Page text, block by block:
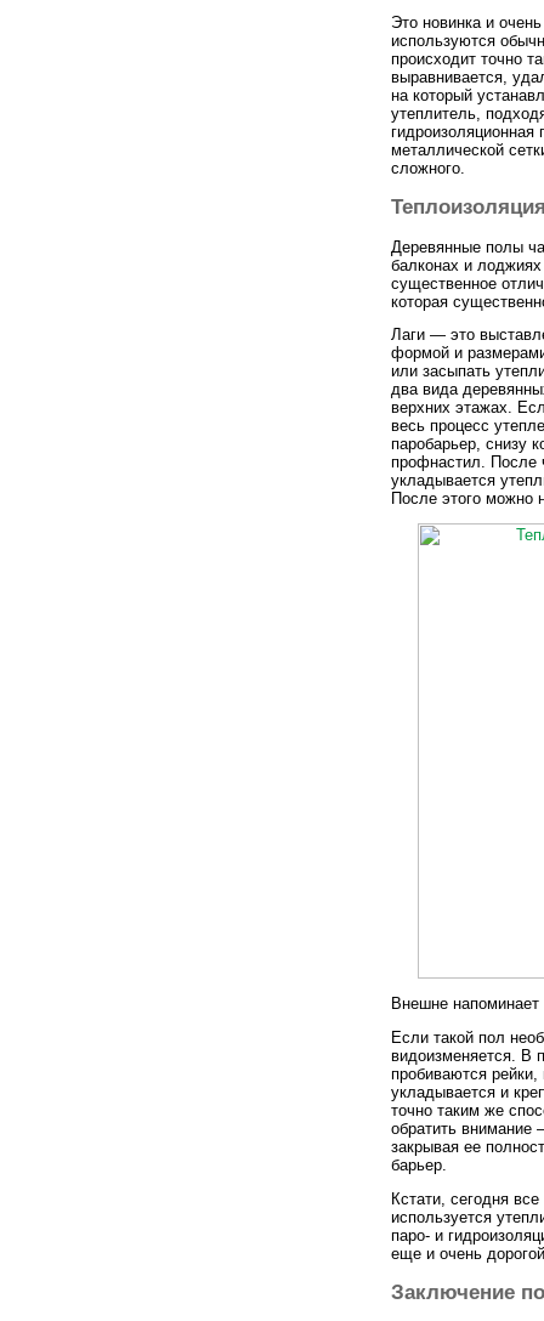
Это новинка и
используются
происходит точно
выравнивается,
на который
утеплитель,
металлической
сложного.
Деревянные полы
балконах и лоджиях
существенное
которая
Лаги — это
формой и
или засыпать
два вида
верхних этажах.
весь процесс
паробарьер, снизу
профнастил. После
укладывается
После этого можно
Внешне
Если такой пол
видоизменяется. В
пробиваются
укладывается и
точно таким же
обратить внимание
закрывая ее
барьер.
Кстати, сегодня
используется
паро- и
еще и очень
Заключение